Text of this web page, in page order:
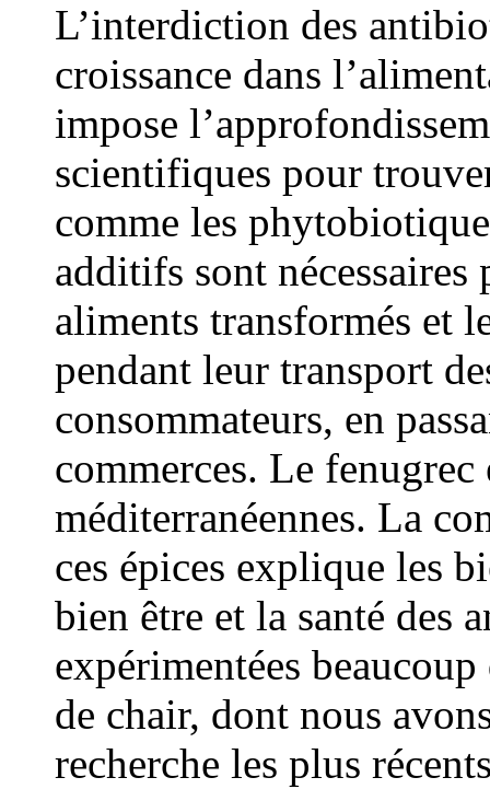
L’interdiction des
croissance dans
impose
scientifiques pour
comme les
additifs sont
aliments transformés et
pendant leur transport
consommateurs, en
commerces. Le fenugrec
méditerranéennes. La
ces épices explique les
bien être et la santé des
expérimentées
de chair, dont nous
recherche les plus